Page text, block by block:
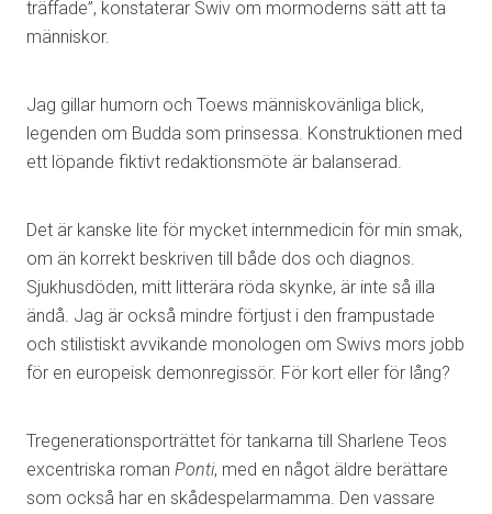
träffade”, konstaterar Swiv om mormoderns sätt att ta
människor.
Jag gillar humorn och Toews människovänliga blick,
legenden om Budda som prinsessa. Konstruktionen med
ett löpande fiktivt redaktionsmöte är balanserad.
Det är kanske lite för mycket internmedicin för min smak,
om än korrekt beskriven till både dos och diagnos.
Sjukhusdöden, mitt litterära röda skynke, är inte så illa
ändå. Jag är också mindre förtjust i den frampustade
och stilistiskt avvikande monologen om Swivs mors jobb
för en europeisk demonregissör. För kort eller för lång?
Tregenerationsporträttet för tankarna till Sharlene Teos
excentriska roman Ponti, med en något äldre berättare
som också har en skådespelarmamma. Den vassare